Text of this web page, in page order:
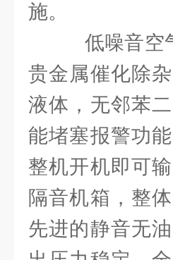
施。
低噪音空
贵金属催化除
液体，无邻苯
能堵塞报警功
整机开机即可
隔音机箱，整
先进的静音无